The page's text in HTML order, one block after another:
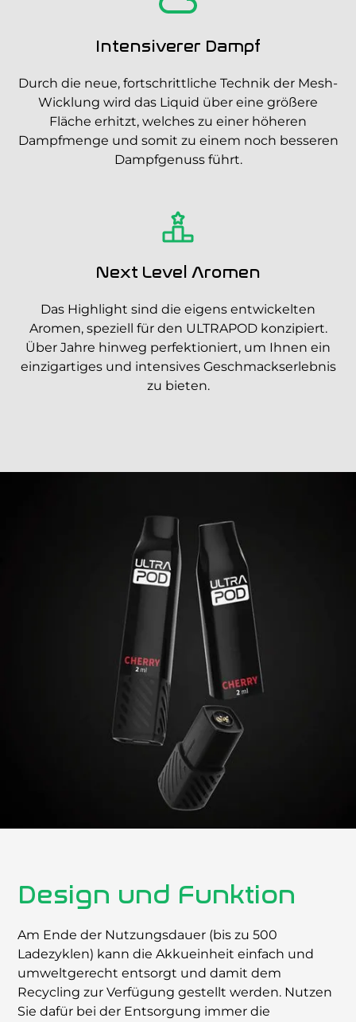
Intensiverer Dampf
Durch die neue, fortschrittliche Technik der Mesh-
Wicklung wird das Liquid über eine größere
Fläche erhitzt, welches zu einer höheren
Dampfmenge und somit zu einem noch besseren
Dampfgenuss führt.
Next Level Aromen
Das Highlight sind die eigens entwickelten
Aromen, speziell für den ULTRAPOD konzipiert.
Über Jahre hinweg perfektioniert, um Ihnen ein
einzigartiges und intensives Geschmackserlebnis
zu bieten.
Design und Funktion
Am Ende der Nutzungsdauer (bis zu 500
Ladezyklen) kann die Akkueinheit einfach und
umweltgerecht entsorgt und damit dem
Recycling zur Verfügung gestellt werden. Nutzen
Sie dafür bei der Entsorgung immer die